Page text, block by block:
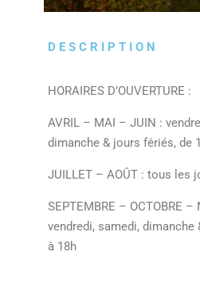
DESCRIPTION
HORAIRES D’OUVERTURE :
AVRIL – MAI – JUIN :
dimanche & jours fériés, de
JUILLET – AOÛT : tous les
SEPTEMBRE – OCTOBRE –
vendredi, samedi, dimanche
à 18h